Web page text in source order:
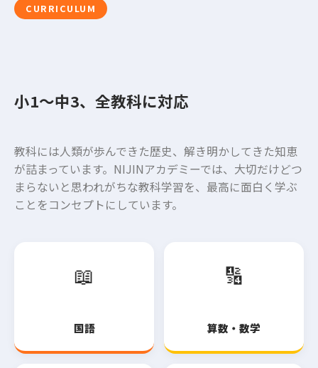
CURRICULUM
小1〜中3、全教科に対応
教科には人類が歩んできた歴史、解き明かしてきた知恵
が詰まっています。NIJINアカデミーでは、大切だけどつ
まらないと思われがちな教科学習を、最高に面白く学ぶ
ことをコンセプトにしています。
📖
国語
🔢
算数・数学